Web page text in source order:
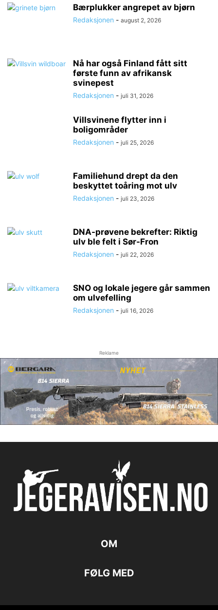
Bærplukker angrepet av bjørn
Redaksjonen - august 2, 2026
Nå har også Finland fått sitt
første funn av afrikansk
svinepest
Redaksjonen - juli 31, 2026
Villsvinene flytter inn i
boligområder
Redaksjonen - juli 25, 2026
Familiehund drept da den
beskyttet toåring mot ulv
Redaksjonen - juli 23, 2026
DNA-prøvene bekrefter: Riktig
ulv ble felt i Sør-Fron
Redaksjonen - juli 22, 2026
SNO og lokale jegere går sammen
om ulvefelling
Redaksjonen - juli 16, 2026
Reklame
OM
FØLG MED